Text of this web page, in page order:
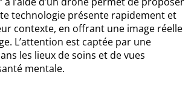
technologie présente rapidement et
contexte, en offrant une image réelle
L’attention est captée par une
les lieux de soins et de vues
mentale.